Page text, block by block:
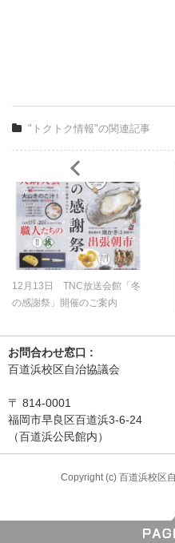
"トクトク情報"の関連記事
12月13日 TNC放送会館「冬
の感謝祭」開催のご案内
お問合わせ窓口 :
百道浜校区自治協議会
〒 814-0001
福岡市早良区百道浜3-6-24
（百道浜公民館内）
Copyright (c) 百道浜校区